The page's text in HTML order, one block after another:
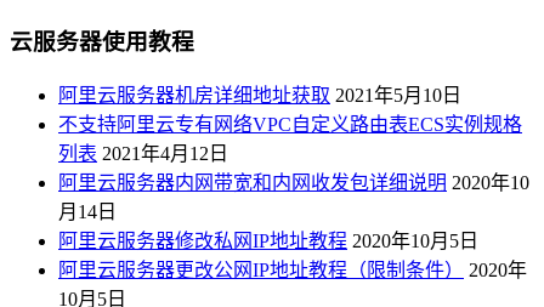
云服务器使用教程
阿里云服务器机房详细地址获取 2021年5月10日
不支持阿里云专有网络VPC自定义路由表ECS实例规格
列表 2021年4月12日
阿里云服务器内网带宽和内网收发包详细说明 2020年10
月14日
阿里云服务器修改私网IP地址教程 2020年10月5日
阿里云服务器更改公网IP地址教程（限制条件）
2020年
10月5日